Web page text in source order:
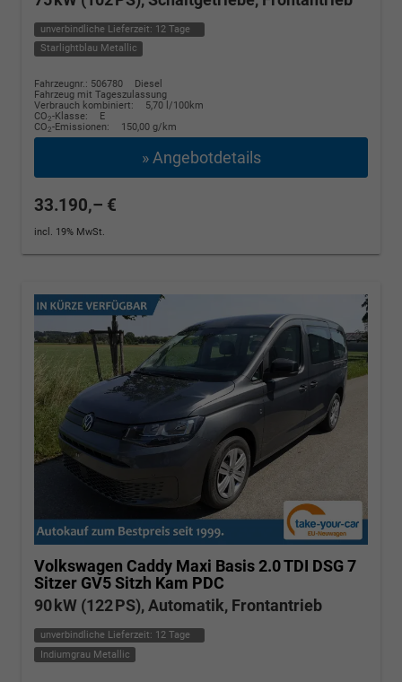
unverbindliche Lieferzeit: 12 Tage
Starlightblau Metallic
Fahrzeugnr.: 506780
Diesel
Fahrzeug mit Tageszulassung
Verbrauch kombiniert:
5,70 l/100km
CO2-Klasse:
E
CO2-Emissionen: 150,00 g/km
» Angebotdetails
33.190,– €
incl. 19% MwSt.
Volkswagen Caddy Maxi Basis 2.0 TDI DSG 7
Sitzer GV5 Sitzh Kam PDC
90 kW (122 PS), Automatik, Frontantrieb
unverbindliche Lieferzeit: 12 Tage
Indiumgrau Metallic